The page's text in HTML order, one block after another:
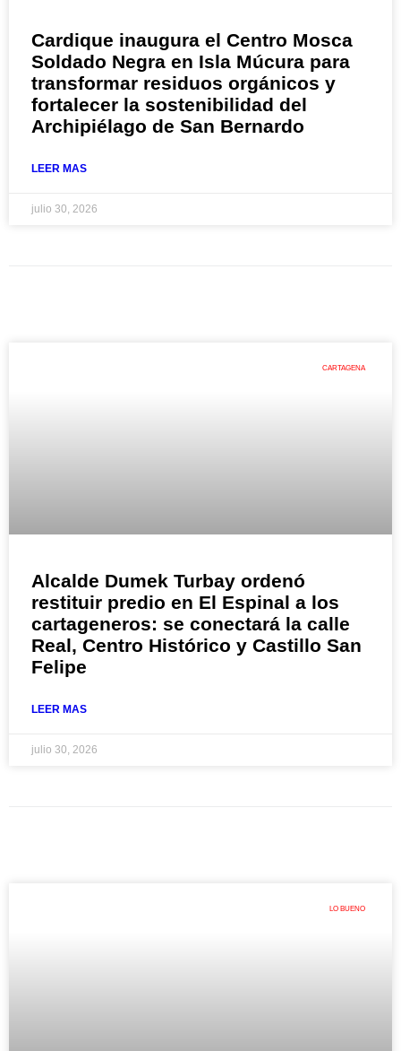
Cardique inaugura el Centro Mosca
Soldado Negra en Isla Múcura para
transformar residuos orgánicos y
fortalecer la sostenibilidad del
Archipiélago de San Bernardo
LEER MAS
julio 30, 2026
CARTAGENA
Alcalde Dumek Turbay ordenó
restituir predio en El Espinal a los
cartageneros: se conectará la calle
Real, Centro Histórico y Castillo San
Felipe
LEER MAS
julio 30, 2026
LO BUENO